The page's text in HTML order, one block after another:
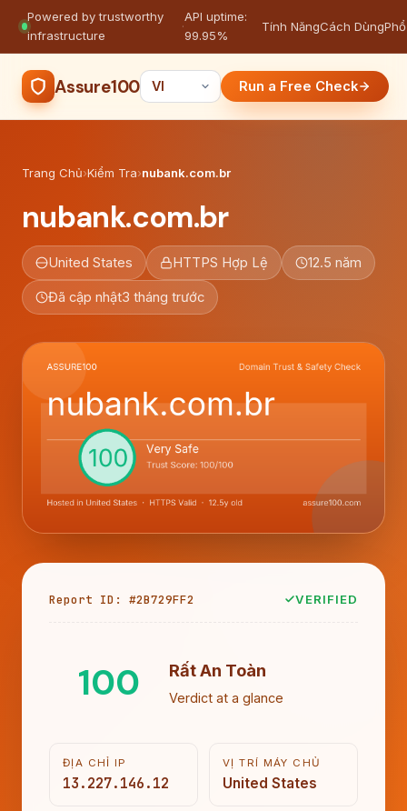
Powered by trustworthy
infrastructure
·
API uptime:
99.95%
Tính NăngCách Dùng
Assure100 Run a Free Check
Trang Chủ›Kiểm Tra›nubank.com.br
nubank.com.br
United States HTTPS Hợp Lệ 12.5 năm
Đã cập nhật3 tháng trước
Report ID: #2B729FF2 VERIFIED
100 Rất An Toàn
Verdict at a glance
ĐỊA CHỈ IP
13.227.146.12
VỊ TRÍ MÁY CHỦ
United States